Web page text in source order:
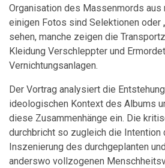
Organisation des Massenmords aus
einigen Fotos sind Selektionen oder
sehen, manche zeigen die
Kleidung Verschleppter und
Vernichtungsanlagen.
Der Vortrag analysiert die
ideologischen Kontext des Albums
diese Zusammenhänge ein. Die
durchbricht so zugleich die Intention
Inszenierung des durchgeplanten
anderswo vollzogenen